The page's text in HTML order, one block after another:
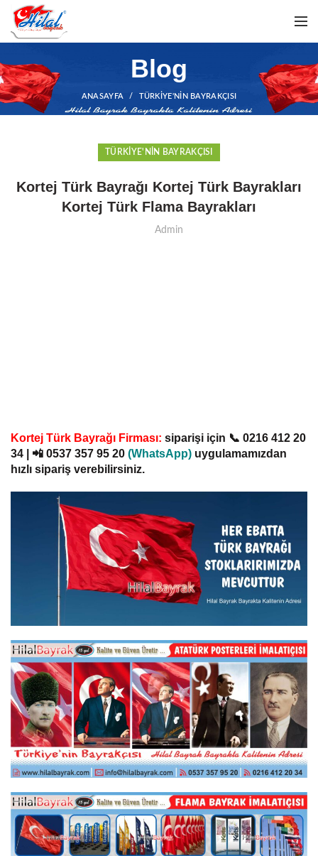
Blog
ANASAYFA TÜRKIYE'NIN BAYRAKÇISI
TÜRKIYE'NIN BAYRAKÇISI
Kortej Türk Bayrağı Kortej Türk Bayrakları
Kortej Türk Flama Bayrakları
Admin
Kortej Türk Bayrağı Firması: siparişi için 📞 0216 412 20
34 | 📲 0537 357 95 20 (WhatsApp) uygulamamızdan
hızlı sipariş verebilirsiniz.